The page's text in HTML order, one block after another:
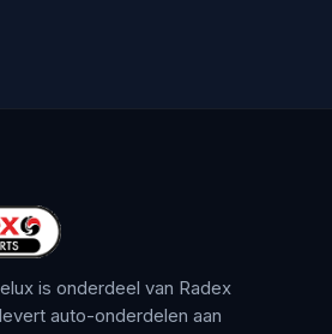
is onderdeel van Radex
auto-onderdelen aan